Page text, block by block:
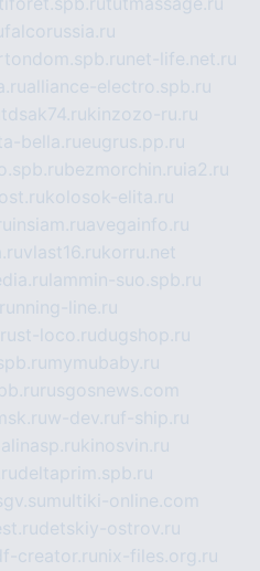
falcorussia.ru
net-life.net.ru
alliance-electro.spb.ru
tdsak74.rukinzozo-ru.ru
bella.rueugrus.pp.ru
bezmorchin.ru ia2.ru
kolosok-elita.ru
insiam.ruavegainfo.ru
vlast16.rukorru.net
lammin-suo.spb.ru
running-line.ru
rust-loco.rudugshop.ru
mymubaby.ru
rusgosnews.com
w-dev.ruf-ship.ru
kinosvin.ru
deltaprim.spb.ru
multiki-online.com
detskiy-ostrov.ru
creator.ru nix-files.org.ru